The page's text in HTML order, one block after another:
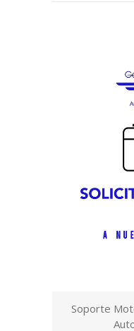
Soporte